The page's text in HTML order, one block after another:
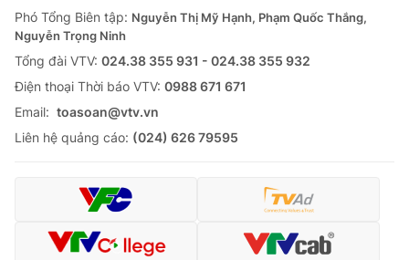
Phó Tổng Biên tập: Nguyễn Thị Mỹ Hạnh, Phạm Quốc Thắng,
Nguyễn Trọng Ninh
Tổng đài VTV: 024.38 355 931 - 024.38 355 932
Ðiện thoại Thời báo VTV: 0988 671 671
Email: toasoan@vtv.vn
Liên hệ quảng cáo: (024) 626 79595